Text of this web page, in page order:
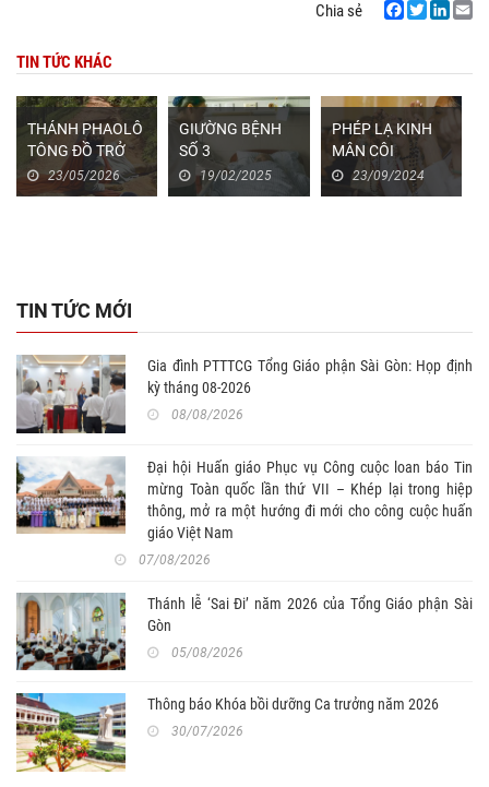
Chia sẻ
TIN TỨC KHÁC
THÁNH PHAOLÔ
TÔNG ĐỒ TRỞ
LẠI23/05/2026
GIƯỜNG BỆNH
SỐ 3
19/02/2025
PHÉP LẠ KINH
MÂN CÔI
23/09/2024
TIN TỨC MỚI
Gia đình PTTTCG Tổng Giáo phận Sài Gòn: Họp định
kỳ tháng 08-2026
08/08/2026
Đại hội Huấn giáo Phục vụ Công cuộc loan báo Tin
mừng Toàn quốc lần thứ VII – Khép lại trong hiệp
thông, mở ra một hướng đi mới cho công cuộc huấn
giáo Việt Nam
07/08/2026
Thánh lễ ‘Sai Đi’ năm 2026 của Tổng Giáo phận Sài
Gòn
05/08/2026
Thông báo Khóa bồi dưỡng Ca trưởng năm 2026
30/07/2026